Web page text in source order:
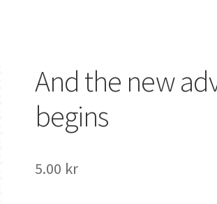
And the new
begins
5.00 kr